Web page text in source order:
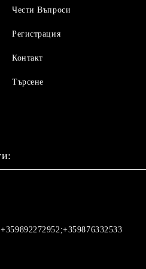
Чести Въпроси
Регистрация
Контакт
Търсене